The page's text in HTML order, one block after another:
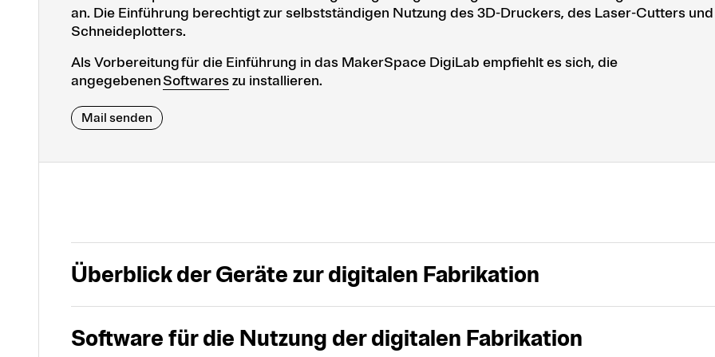
an. Die Einführung berechtigt zur selbstständigen Nutzung des 3D-Druckers, des Laser-Cutters
Schneideplotters.
Als Vorbereitung für die Einführung in das MakerSpace DigiLab empfiehlt es sich, die
angegebenenSoftwareszu installieren.
Mail senden
Überblick der Geräte zur digitalen Fabrikation
Software für die Nutzung der digitalen Fabrikation